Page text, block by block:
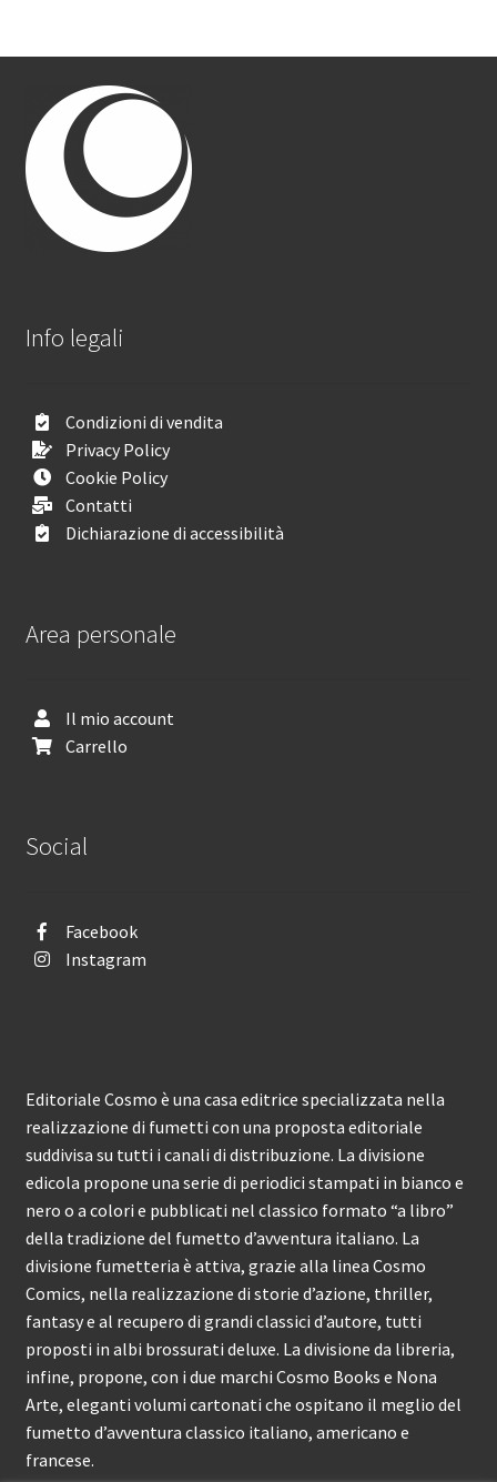
Info legali
Condizioni di vendita
Privacy Policy
Cookie Policy
Contatti
Dichiarazione di accessibilità
Area personale
Il mio account
Carrello
Social
Facebook
Instagram
Editoriale Cosmo è una casa editrice specializzata nella
realizzazione di fumetti con una proposta editoriale
suddivisa su tutti i canali di distribuzione. La divisione
edicola propone una serie di periodici stampati in bianco e
nero o a colori e pubblicati nel classico formato “a libro”
della tradizione del fumetto d’avventura italiano. La
divisione fumetteria è attiva, grazie alla linea Cosmo
Comics, nella realizzazione di storie d’azione, thriller,
fantasy e al recupero di grandi classici d’autore, tutti
proposti in albi brossurati deluxe. La divisione da libreria,
infine, propone, con i due marchi Cosmo Books e Nona
Arte, eleganti volumi cartonati che ospitano il meglio del
fumetto d’avventura classico italiano, americano e
francese.